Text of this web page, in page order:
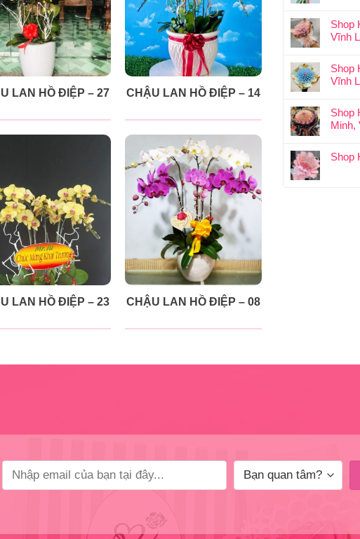
Shop
Vĩnh
Shop
Vĩnh
Shop
Minh,
Shop
LAN HỒ ĐIỆP – 27 CHẬU LAN HỒ ĐIỆP – 14
LAN HỒ ĐIỆP – 23 CHẬU LAN HỒ ĐIỆP – 08